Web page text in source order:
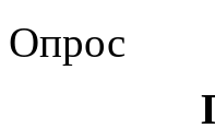
Опрос